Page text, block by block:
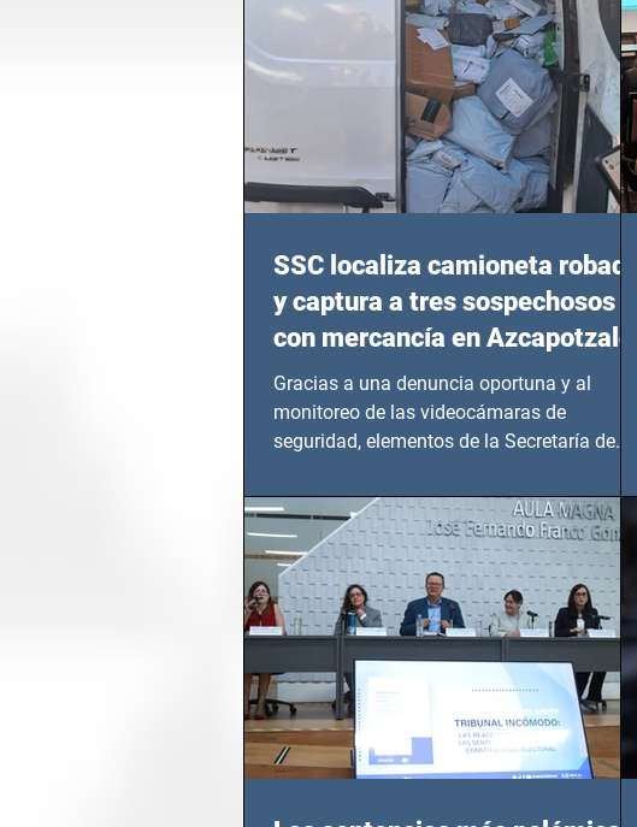
SSC localiza camioneta robada
y captura a tres sospechosos
con mercancía en Azcapotzalco
Gracias a una denuncia oportuna y al
monitoreo de las videocámaras de
seguridad, elementos de la Secretaría de